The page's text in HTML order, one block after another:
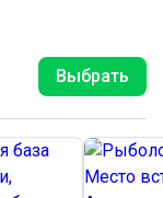
Выбрать